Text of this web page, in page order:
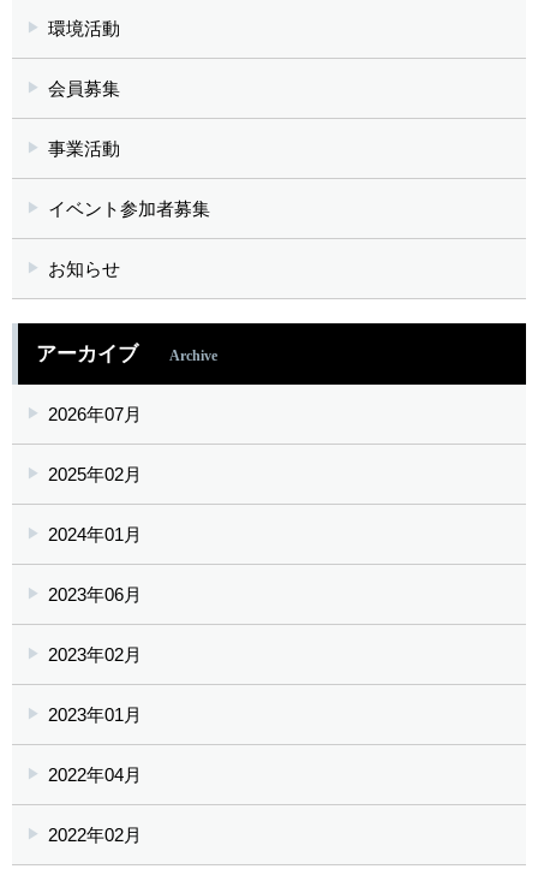
環境活動
会員募集
事業活動
イベント参加者募集
お知らせ
アーカイブ Archive
2026年07月
2025年02月
2024年01月
2023年06月
2023年02月
2023年01月
2022年04月
2022年02月